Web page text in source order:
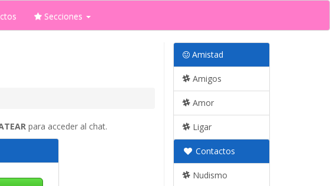
Secciones
para acceder al chat.
Amistad
Amigos
Amor
Ligar
Contactos
Nudismo